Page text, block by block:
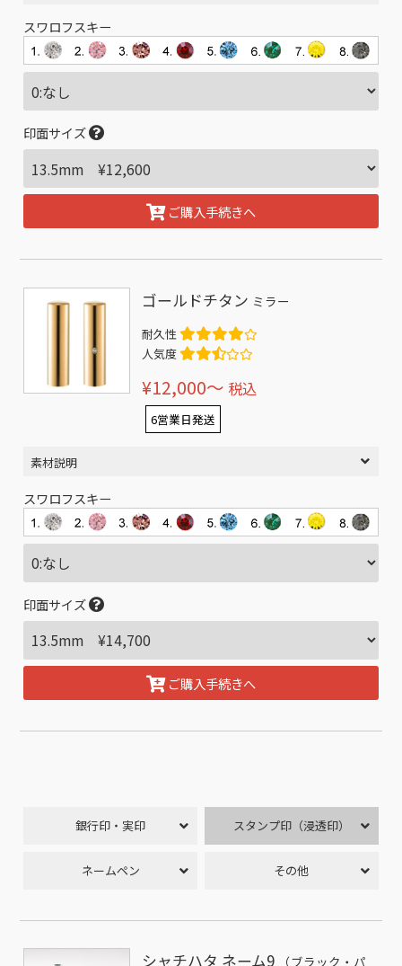
スワロフスキー
印面サイズ
ご購入手続きへ
ゴールドチタン ミラー
耐久性
人気度
¥12,000〜 税込
6営業日発送
素材説明
スワロフスキー
印面サイズ
ご購入手続きへ
銀行印・実印 スタンプ印（浸透印）
ネームペン その他
シャチハタ ネーム9
（ブラック・パ